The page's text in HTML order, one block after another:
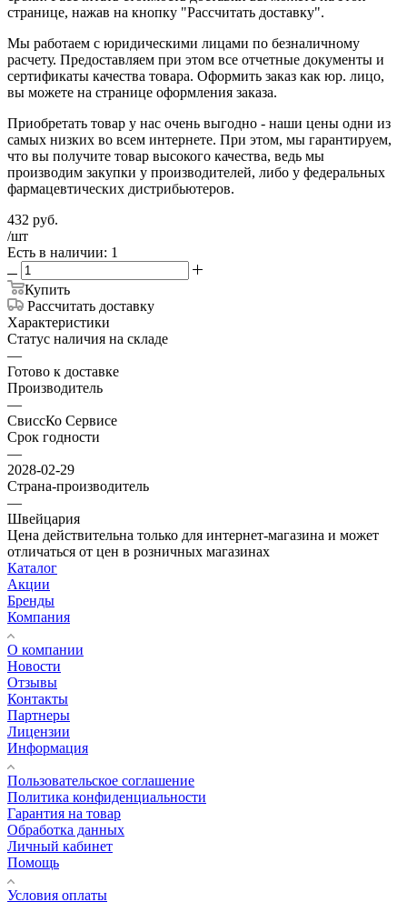
странице, нажав на кнопку "Рассчитать доставку".
Мы работаем с юридическими лицами по безналичному
расчету. Предоставляем при этом все отчетные документы и
сертификаты качества товара. Оформить заказ как юр. лицо,
вы можете на странице оформления заказа.
Приобретать товар у нас очень выгодно - наши цены одни из
самых низких во всем интернете. При этом, мы гарантируем,
что вы получите товар высокого качества, ведь мы
производим закупки у производителей, либо у федеральных
фармацевтических дистрибьютеров.
432 руб.
/шт
Есть в наличии: 1
Купить
Рассчитать доставку
Характеристики
Статус наличия на складе
—
Готово к доставке
Производитель
—
СвиссКо Сервисе
Срок годности
—
2028-02-29
Страна-производитель
—
Швейцария
Цена действительна только для интернет-магазина и может
отличаться от цен в розничных магазинах
Каталог
Акции
Бренды
Компания
О компании
Новости
Отзывы
Контакты
Партнеры
Лицензии
Информация
Пользовательское соглашение
Политика конфиденциальности
Гарантия на товар
Обработка данных
Личный кабинет
Помощь
Условия оплаты